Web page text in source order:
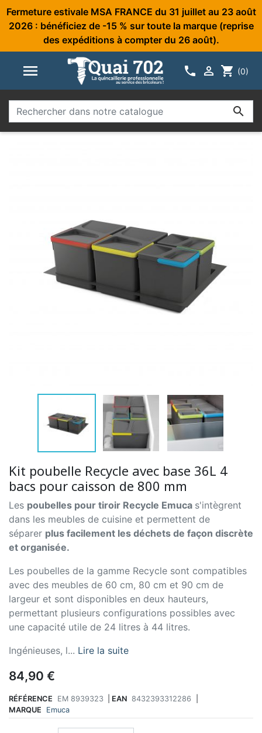
Fermeture estivale MSA FRANCE du 31 juillet au 23 août
2026 : bénéficiez de -15 % sur toute la marque (reprise
des expéditions à compter du 26 août).
   shopping_cart (0)

Kit poubelle Recycle avec base 36L 4
bacs pour caisson de 800 mm
Les poubelles pour tiroir Recycle Emuca s'intègrent
dans les meubles de cuisine et permettent de
séparer plus facilement les déchets de façon discrète
et organisée.
Les poubelles de la gamme Recycle sont compatibles
avec des meubles de 60 cm, 80 cm et 90 cm de
largeur et sont disponibles en deux hauteurs,
permettant plusieurs configurations possibles avec
une capacité utile de 24 litres à 44 litres.
Ingénieuses, l... Lire la suite
84,90 €
RÉFÉRENCE EM 8939323 EAN 8432393312286
MARQUE
Emuca